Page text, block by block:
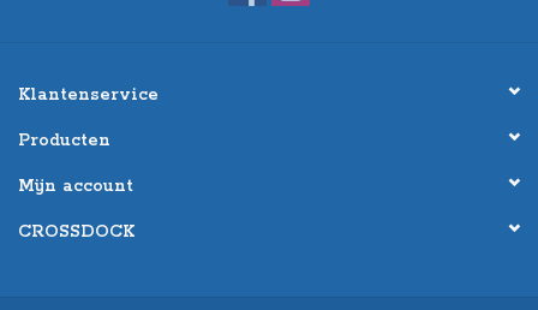
Klantenservice
Producten
Mijn account
CROSSDOCK